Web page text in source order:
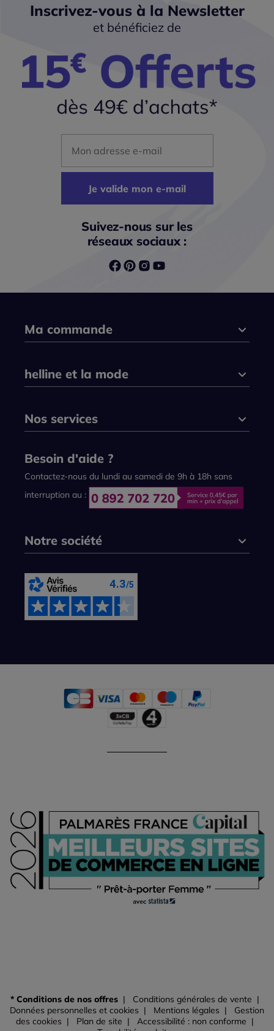
Inscrivez-vous à la Newsletter
et bénéficiez de
Je valide mon e-mail
Suivez-nous sur les
réseaux sociaux :
Ma commande
helline et la mode
Nos services
Besoin d'aide ?
Contactez-nous du lundi au samedi de 9h à 18h sans
interruption au :
Notre société
* Conditions de nos offres
Conditions générales de vente
Données personnelles et cookies
Mentions légales
Gestion
des cookies
Plan de site
Accessibilité : non conforme